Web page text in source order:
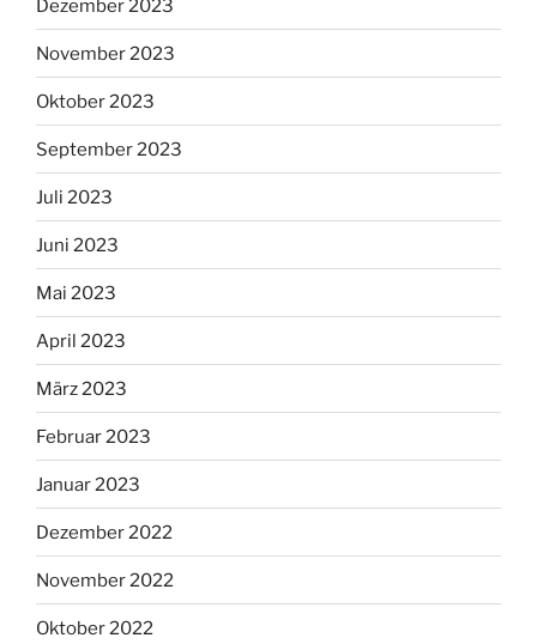
Dezember 2023
November 2023
Oktober 2023
September 2023
Juli 2023
Juni 2023
Mai 2023
April 2023
März 2023
Februar 2023
Januar 2023
Dezember 2022
November 2022
Oktober 2022